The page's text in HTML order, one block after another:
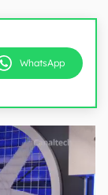
WhatsApp